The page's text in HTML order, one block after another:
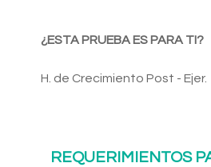
¿ESTA PRUEBA ES PARA TI?
H. de Crecimiento Post - Ejer.
REQUERIMIENTOS